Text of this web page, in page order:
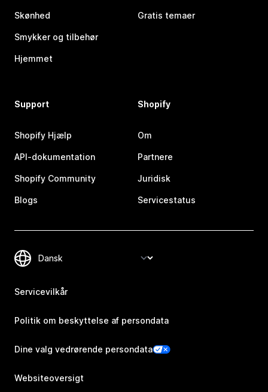
Skønhed
Smykker og tilbehør
Hjemmet
Gratis temaer
Support
Shopify Hjælp
API-dokumentation
Shopify Community
Blogs
Shopify
Om
Partnere
Juridisk
Servicestatus
Servicevilkår
Politik om beskyttelse af persondata
Dine valg vedrørende persondata
Websiteoversigt